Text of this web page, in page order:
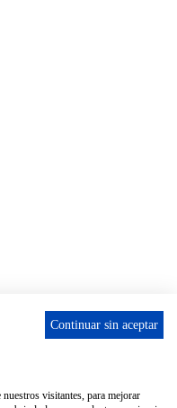
Continuar sin aceptar
visitantes, para mejorar